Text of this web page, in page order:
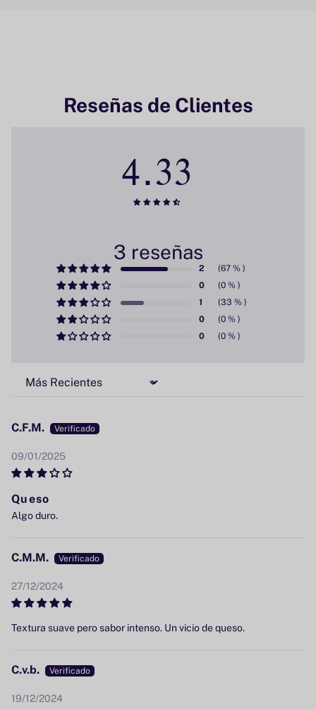
Reseñas de Clientes
4.33
3 reseñas
2
0
1
0
0
Sort by
09/01/2025
C.F.M.
Queso
Algo duro.
27/12/2024
C.M.M.
Textura suave pero sabor intenso. Un vicio de queso.
19/12/2024
C.v.b.